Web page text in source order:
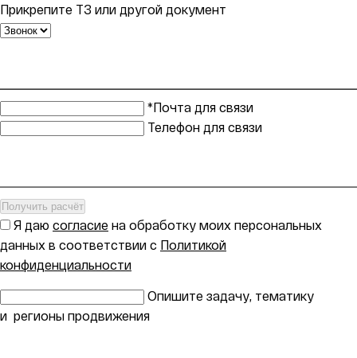
Прикрепите ТЗ или другой документ
*Почта для связи
Телефон для связи
Получить расчёт
Я даю согласие на обработку моих персональных
данных в соответствии с Политикой
конфиденциальности
Опишите задачу, тематику
и регионы продвижения